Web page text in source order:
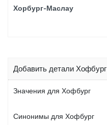
Хорбург-Маслау
Добавить детали Хофбург
Значения для Хофбург
Синонимы для Хофбург